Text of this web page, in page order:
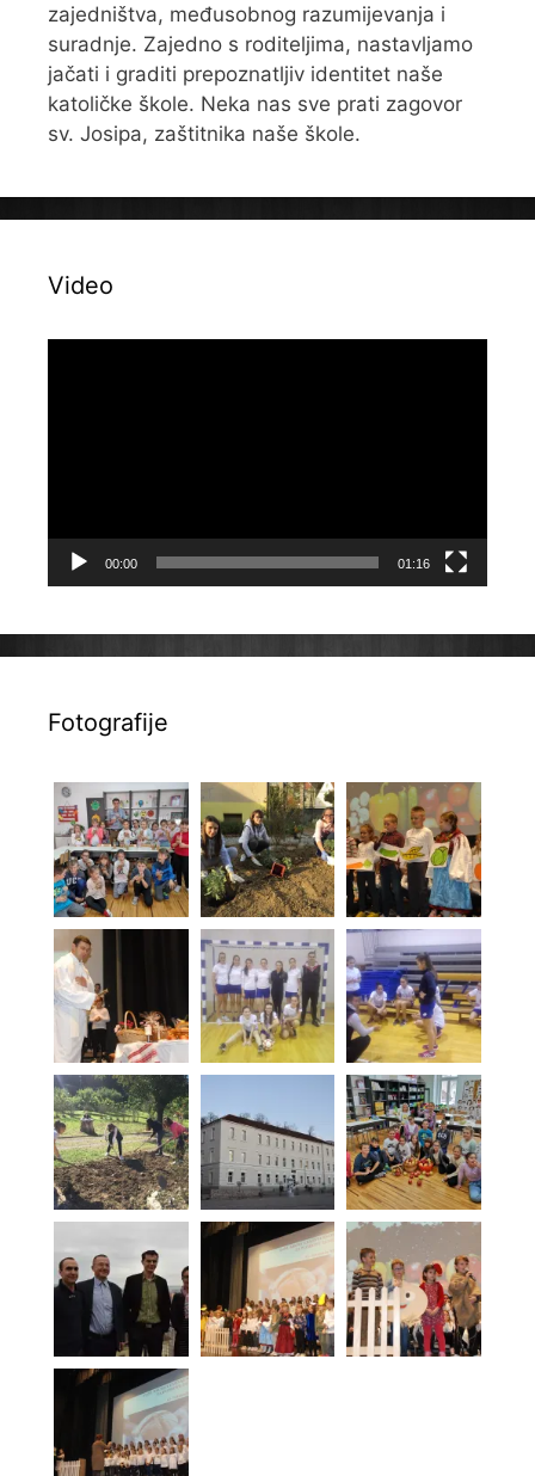
zajedništva, međusobnog razumijevanja i
suradnje. Zajedno s roditeljima, nastavljamo
jačati i graditi prepoznatljiv identitet naše
katoličke škole. Neka nas sve prati zagovor
sv. Josipa, zaštitnika naše škole.
Video
00:00 01:16
Fotografije